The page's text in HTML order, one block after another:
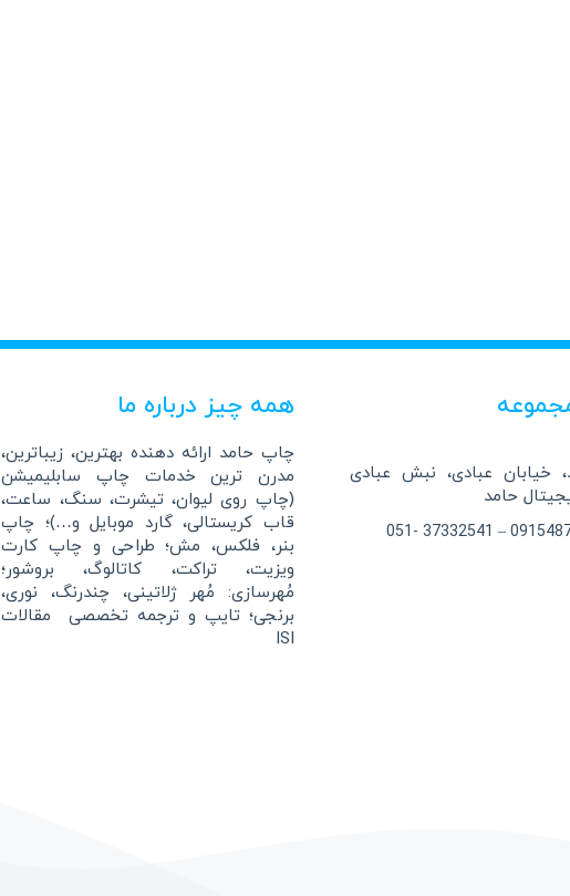
خیابان عبادی، نبش عبادی
همه چیز درباره ما
چاپ حامد ارائه دهنده بهترین، زیباترین،
مدرن ترین خدمات چاپ سابلیمیشن
(چاپ روی لیوان، تیشرت، سنگ، ساعت،
قاب کریستالی، گارد موبایل و…)؛ چاپ
بنر، فلکس، مش؛ طراحی و چاپ کارت
ویزیت، تراکت، کاتالوگ، بروشور؛
مُهرسازی: مُهر ژلاتینی، چندرنگ، نوری،
برنجی؛ تایپ و ترجمه تخصصی مقالات
ISI